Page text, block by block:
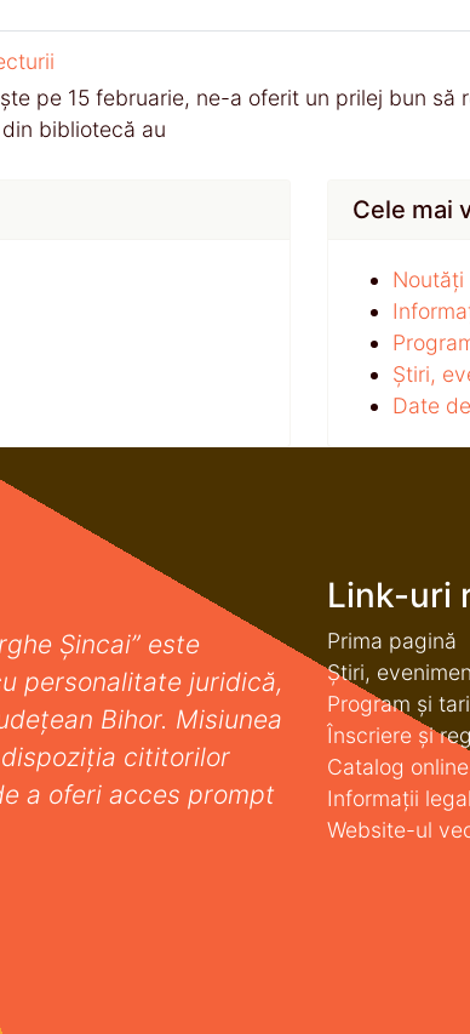
pe 15 februarie, ne-a oferit un prilej bun
bibliotecă au
Cele mai
Noutăți
Știri,
Date
Șincai” este
personalitate juridică,
Bihor. Misiunea
cititorilor
a oferi acces prompt
Link-uri
Prima pagină
Știri,
Program și
Înscriere și
Catalog online
Informații
Website-ul